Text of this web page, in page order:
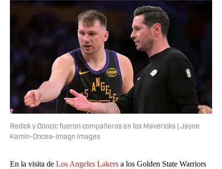
Redick y Doncic fueron compañeros en los Mavericks | Jayne
Kamin-Oncea-Imagn Images
En la visita de Los Angeles Lakers a los Golden State Warriors